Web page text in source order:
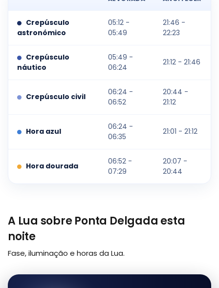
Crepúsculo
astronómico
05:12 -
05:49
21:46 -
22:23
Crepúsculo
náutico
05:49 -
06:24
21:12 - 21:46
Crepúsculo civil
06:24 -
06:52
20:44 -
21:12
Hora azul
06:24 -
06:35
21:01 - 21:12
Hora dourada
06:52 -
07:29
20:07 -
20:44
A Lua sobre Ponta Delgada esta
noite
Fase, iluminação e horas da Lua.